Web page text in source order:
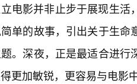
电影并非止步于展现生活
单的故事，引出关于生
。深夜，正是最适合进
更加敏锐，更容易与电影